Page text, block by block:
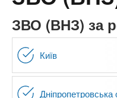
n
t
s
и
х
з
а
к
л
ЗВО (ВНЗ) за
Київ
Дніпропетровська